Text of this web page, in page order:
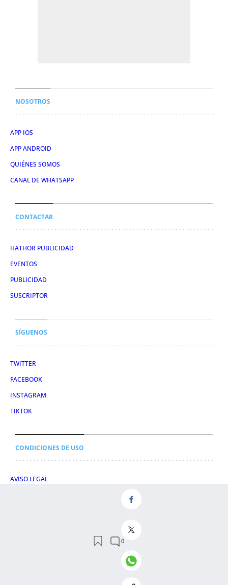
NOSOTROS
APP IOS
APP ANDROID
QUIÉNES SOMOS
CANAL DE WHATSAPP
CONTACTAR
HATHOR PUBLICIDAD
EVENTOS
PUBLICIDAD
SUSCRIPTOR
SÍGUENOS
TWITTER
FACEBOOK
INSTAGRAM
TIKTOK
CONDICIONES DE USO
AVISO LEGAL